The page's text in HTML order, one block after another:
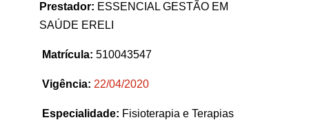
Prestador: ESSENCIAL GESTÃO EM
SAÚDE ERELI
Matrícula: 510043547
Vigência: 22/04/2020
Especialidade: Fisioterapia e Terapias